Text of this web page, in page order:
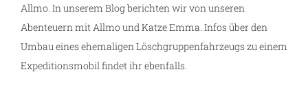
Allmo. In unserem Blog berichten wir von unseren
Abenteuern mit Allmo und Katze Emma. Infos über den
Umbau eines ehemaligen Löschgruppenfahrzeugs zu einem
Expeditionsmobil findet ihr ebenfalls.